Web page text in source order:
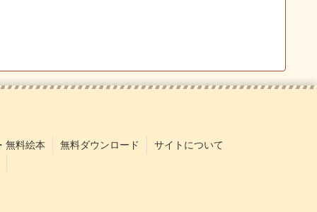
無料絵本 無料ダウンロード サイトについて